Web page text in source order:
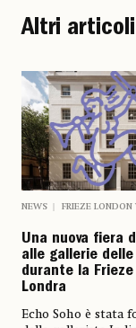
Altri
NEWS FRIEZE LONDON
Una nuova fiera
alle gallerie
durante la Frieze
Londra
Echo Soho è stata